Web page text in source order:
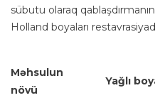
sübutu olaraq
Holland boyaları
Məhsulun
növü
Yağlı